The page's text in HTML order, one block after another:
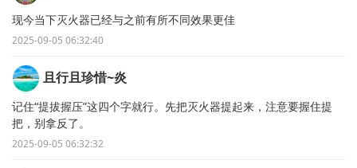
现今当下灭火器已经与之前有所不同效果更佳
2025-09-05 06:32:40
且行且珍惜~炎
记住“提拔握压”这四个字就行。先把灭火器提起来，注意要握住提
把，别拿反了。
2025-09-05 06:32:32